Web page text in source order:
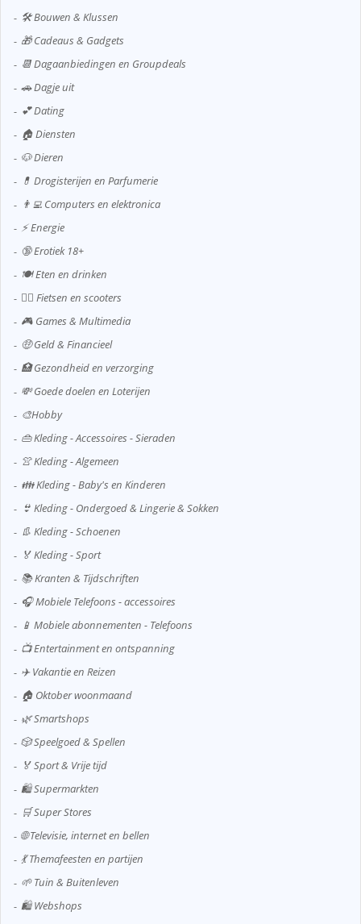
🛠️ Bouwen & Klussen
🎁 Cadeaus & Gadgets
📆 Dagaanbiedingen en Groupdeals
🚗 Dagje uit
💕 Dating
🏠 Diensten
🐶 Dieren
💊 Drogisterijen en Parfumerie
👨‍💻 Computers en elektronica
⚡ Energie
🔞 Erotiek 18+
🍽️ Eten en drinken
🚴‍♂️ Fietsen en scooters
🎮 Games & Multimedia
🤑 Geld & Financieel
🏥 Gezondheid en verzorging
💸 Goede doelen en Loterijen
🎨Hobby
👜 Kleding - Accessoires - Sieraden
👚 Kleding - Algemeen
👪 Kleding - Baby's en Kinderen
👙 Kleding - Ondergoed & Lingerie & Sokken
👢 Kleding - Schoenen
🏅 Kleding - Sport
📚 Kranten & Tijdschriften
🎧 Mobiele Telefoons - accessoires
📱 Mobiele abonnementen - Telefoons
📺 Entertainment en ontspanning
✈️ Vakantie en Reizen
🏠 Oktober woonmaand
🌿 Smartshops
🎲 Speelgoed & Spellen
🏅 Sport & Vrije tijd
🛍️ Supermarkten
🛒 Super Stores
🌐 Televisie, internet en bellen
💃 Themafeesten en partijen
🌱 Tuin & Buitenleven
🛍️ Webshops